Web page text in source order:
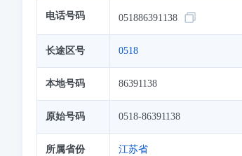
电话号码 051886391138
长途区号 0518
本地号码 86391138
原始号码 0518-86391138
所属省份 江苏省